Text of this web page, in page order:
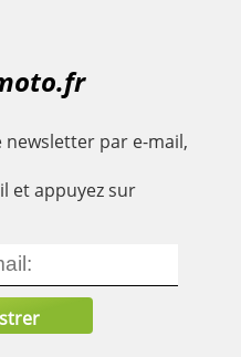
par e-mail,
et appuyez sur